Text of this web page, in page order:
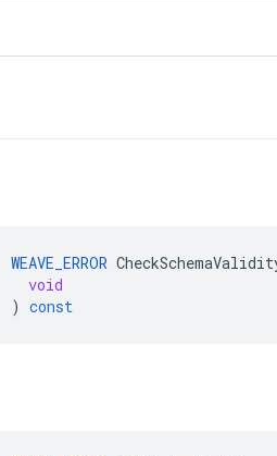
WEAVE_ERROR
void
) const